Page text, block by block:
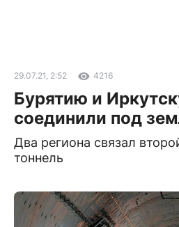
29.07.21, 2:52 4216
Бурятию и
соединили под
Два региона связал
тоннель